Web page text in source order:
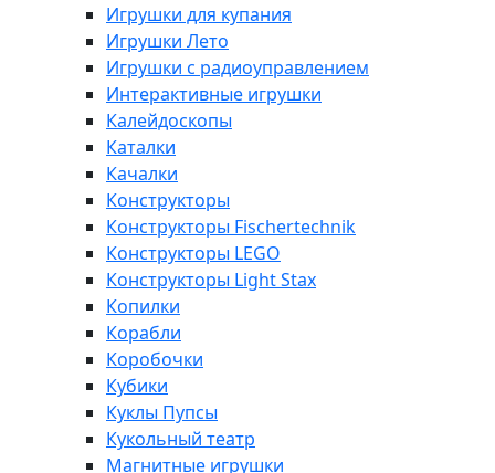
Игрушки для купания
Игрушки Лето
Игрушки с радиоуправлением
Интерактивные игрушки
Калейдоскопы
Каталки
Качалки
Конструкторы
Конструкторы Fisсhertechnik
Конструкторы LEGO
Конструкторы Light Stax
Копилки
Корабли
Коробочки
Кубики
Куклы Пупсы
Кукольный театр
Магнитные игрушки